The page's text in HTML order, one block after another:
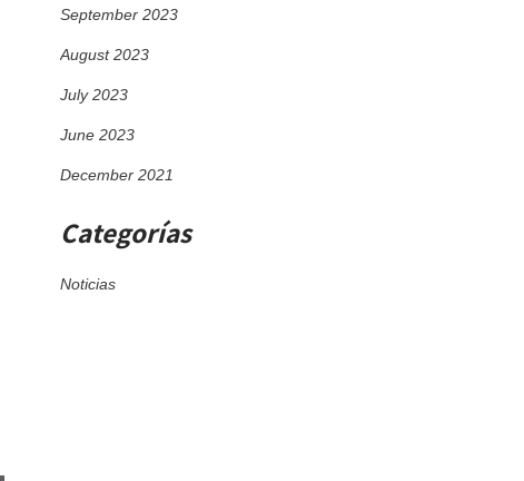
September 2023
August 2023
July 2023
June 2023
December 2021
Categorías
Noticias